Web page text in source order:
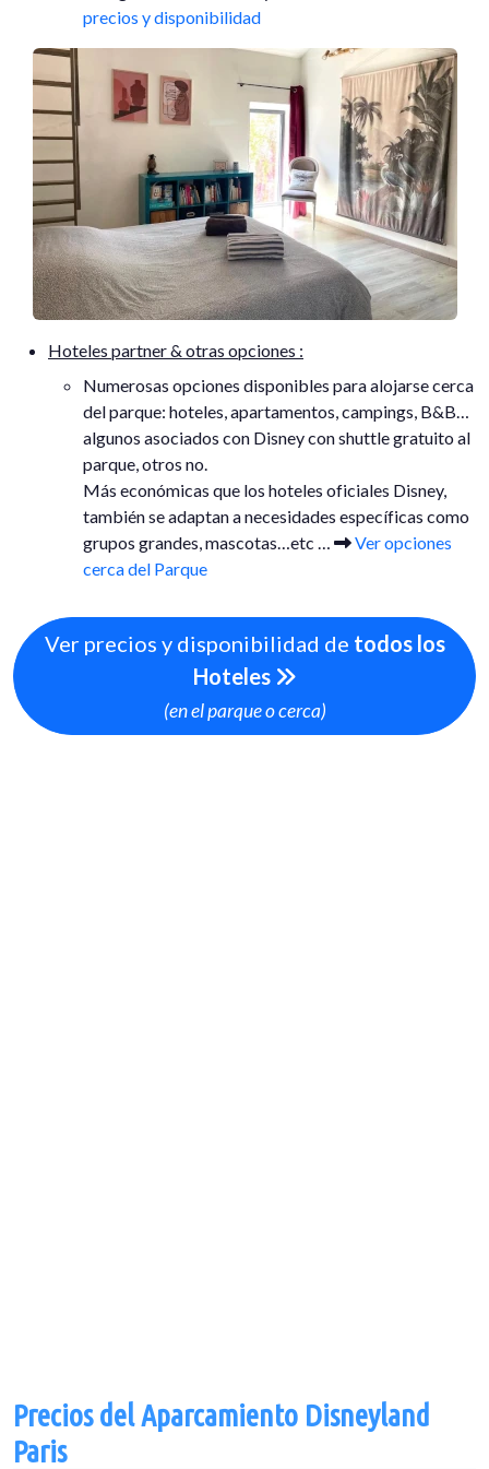
precios y disponibilidad
Hoteles partner & otras opciones :
Numerosas opciones disponibles para alojarse cerca
del parque: hoteles, apartamentos, campings, B&B…
algunos asociados con Disney con shuttle gratuito al
parque, otros no.
Más económicas que los hoteles oficiales Disney,
también se adaptan a necesidades específicas como
grupos grandes, mascotas…etc …
Ver opciones
cerca del Parque
Ver precios y disponibilidad de todos los
Hoteles
(en el parque o cerca)
Precios del Aparcamiento Disneyland
Paris